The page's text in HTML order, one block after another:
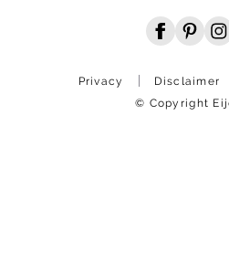
Privacy Disclaimer
© Copyright